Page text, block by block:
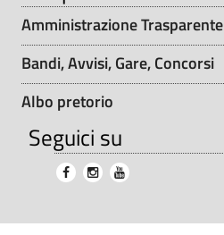
Amministrazione Trasparente
Bandi, Avvisi, Gare, Concorsi
Albo pretorio
Seguici su